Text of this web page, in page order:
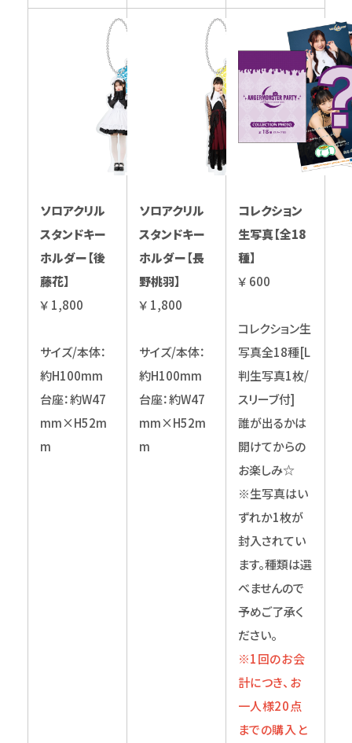
ソロアクリル
スタンドキー
ホルダー【後
藤花】
￥ 1,800
サイズ/本体：
約H100mm
台座：約W47
mm×H52m
m
ソロアクリル
スタンドキー
ホルダー【長
野桃羽】
￥ 1,800
サイズ/本体：
約H100mm
台座：約W47
mm×H52m
m
コレクション
生写真【全18
種】
￥ 600
コレクション生
写真全18種[L
判生写真1枚/
スリーブ付]
誰が出るかは
開けてからの
お楽しみ☆
※生写真はい
ずれか1枚が
封入されてい
ます。種類は選
べませんので
予めご了承く
ださい。
※1回のお会
計につき、お
一人様20点
までの購入と